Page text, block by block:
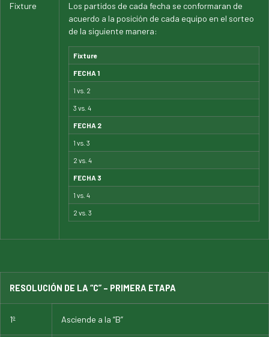
Fixture
Los partidos de cada fecha se conformaran de
acuerdo a la posición de cada equipo en el sorteo
de la siguiente manera:
Fixture
FECHA 1
1 vs. 2
3 vs. 4
FECHA 2
1 vs. 3
2 vs. 4
FECHA 3
1 vs. 4
2 vs. 3
RESOLUCIÓN DE LA “C” – PRIMERA ETAPA
1º Asciende a la “B”